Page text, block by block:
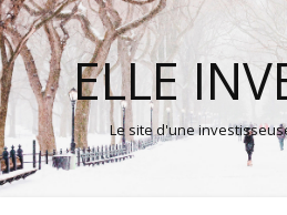
ELLE
Le site d'une